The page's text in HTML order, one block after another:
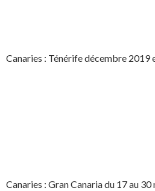
Canaries : Ténérife décembre 2019
Canaries : Gran Canaria du 17 au